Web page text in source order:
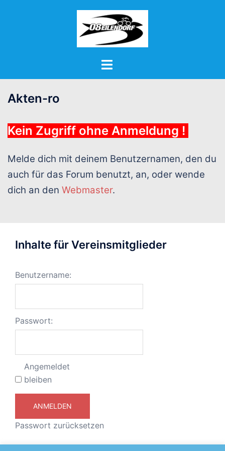
Menü
Akten-ro
Kein Zugriff ohne Anmeldung !
Melde dich mit deinem Benutzernamen, den du
auch für das Forum benutzt, an, oder wende
dich an den Webmaster.
Inhalte für Vereinsmitglieder
Benutzername:
Passwort:
Angemeldet
bleiben
ANMELDEN
Passwort zurücksetzen